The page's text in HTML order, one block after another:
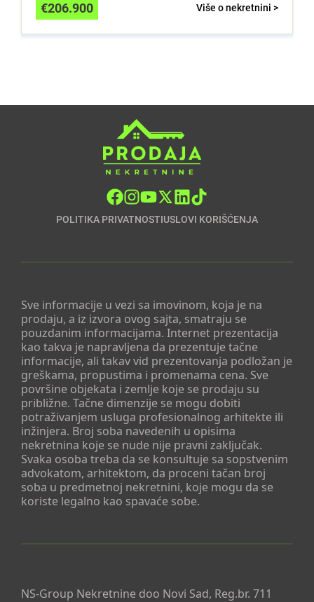
Više o nekretnini >
€206.900
POLITIKA PRIVATNOSTIUSLOVI KORIŠĆENJA
Sve informacije u vezi sa imovinom, koja je na
prodaju, a iz izvora ovog sajta, smatraju se
pouzdanim informacijama. Internet prezentacija
kao takva je napravljena da prezentuje tačne
informacije, ali takav vid prezentovanja podložan je
greškama, propustima i promenama cena. Sve
površine objekata i zemlje koje se prodaju su
približne. Tačne dimenzije se mogu dobiti
potraživanjem usluga profesionalnog arhitekte ili
inžinjera. Broj soba navedenih u opisima
nekretnina koje se nude nije pravni zaključak.
Svaka osoba treba da se konsultuje sa sopstvenim
advokatom, arhitektom, da proceni tačan broj
soba u predmetnoj nekretnini, koje mogu da se
koriste legalno kao spavaće sobe.
NS-Group Nekretnine doo Novi Sad, Reg.br. 711